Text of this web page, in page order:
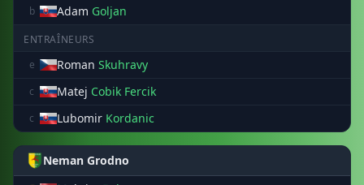
b Adam Goljan
ENTRAÎNEURS
e
Roman Skuhravy
c Matej Cobik Fercik
c Lubomir Kordanic
Neman Grodno